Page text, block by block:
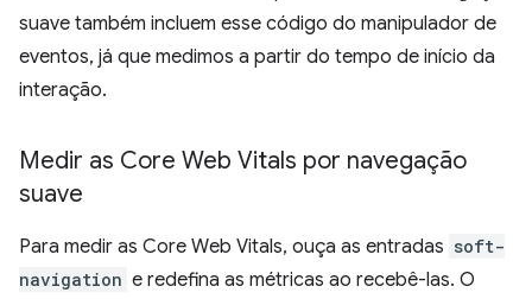
suave também incluem esse código do manipulador de
eventos, já que medimos a partir do tempo de início da
interação.
Medir as Core Web Vitals por navegação
suave
Para medir as Core Web Vitals, ouça as entradas soft-
navigation e redefina as métricas ao recebê-las. O